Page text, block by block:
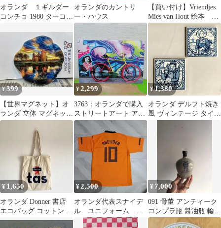
オランダ １ギルダー
コンチョ 1980 ターコイ
オランダのカントリ
ー・ハウス
【買い付け】Vriendjes
Mies van Hout 絵本 オ
ランダ
¥399
【世界マグネット】オ
ランダ 立体 マグネット
海外
¥2,299
3763：オランダで購入
ストリートアート アー
トボード グラフィティ
¥1,380
オランダ デルフト焼き
風 ヴィンテージ タイル
¥ 1,650
オランダ Donner 書店
エコバッグ コットン ト
ートバッグ ユーロ古着
¥2,500
オランダ代表スナイデ
ル ユニフォーム 古
着S～Mサイズ
¥ 7,000
091 骨董 アンティーク
コンプラ瓶 醤油瓶 輸出
用 オランダよりの里帰